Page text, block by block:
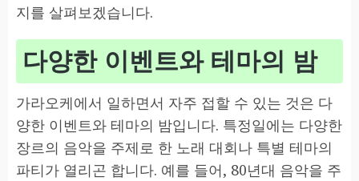
지를 살펴보겠습니다.
다양한 이벤트와 테마의 밤
가라오케에서 일하면서 자주 접할 수 있는 것은 다
양한 이벤트와 테마의 밤입니다. 특정일에는 다양한
장르의 음악을 주제로 한 노래 대회나 특별 테마의
파티가 열리곤 합니다. 예를 들어, 80년대 음악을 주